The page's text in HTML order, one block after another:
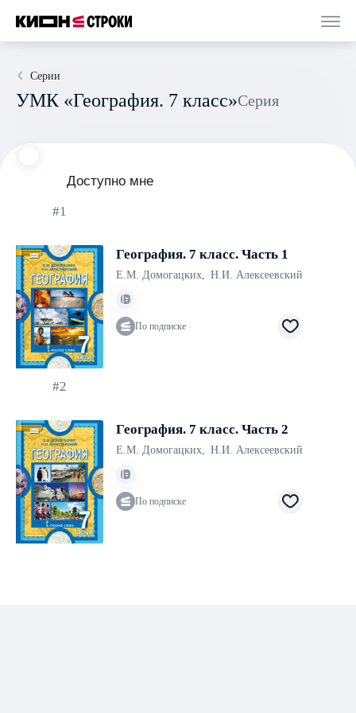
Серии
УМК «География. 7 класс» Серия
Доступно мне
#1
География. 7 класс. Часть 1
Е.М. Домогацких, Н.И. Алексеевский
По подписке
#2
География. 7 класс. Часть 2
Е.М. Домогацких, Н.И. Алексеевский
По подписке